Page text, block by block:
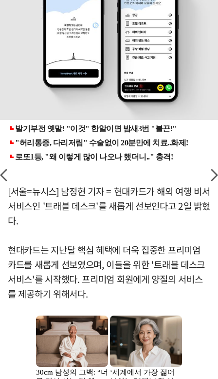
[서울=뉴시스] 남정현 기자 = 현대카드가 해외 여행 비서
서비스인 '트래블 데스크'를 새롭게 선보인다고 2일 밝혔
다.
현대카드는 지난달 핵심 혜택에 더욱 집중한 프리미엄
카드를 새롭게 선보였으며, 이들을 위한 '트래블 데스크
서비스'를 시작했다. 프리미엄 회원에게 양질의 서비스
를 제공하기 위해서다.